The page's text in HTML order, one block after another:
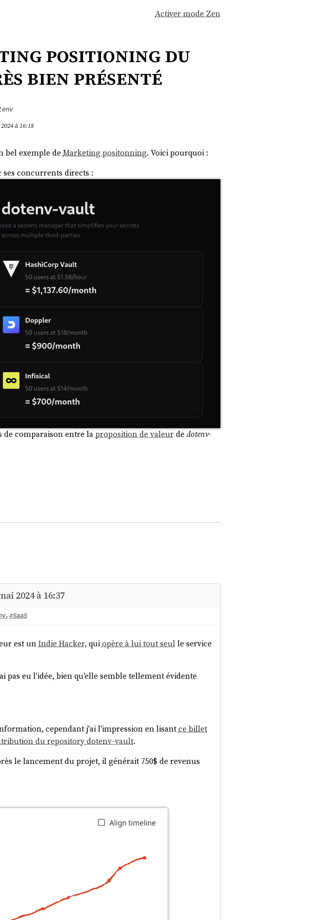
Activer mode Zen
positioning du
bien présenté
à 16:18
bel exemple de Marketing positonning. Voici pourquoi :
ses concurrents directs :
de comparaison entre laproposition de valeurde dotenv-
2024 à 16:37
, #SaaS
est unIndie Hacker, quiopère à lui tout seulle service
pas eu l'idée, bien qu'elle semble tellement évidente
cependant j'ai l'impression en lisantce billet
du repository dotenv-vault.
le lancement du projet, il générait 750$ de revenus